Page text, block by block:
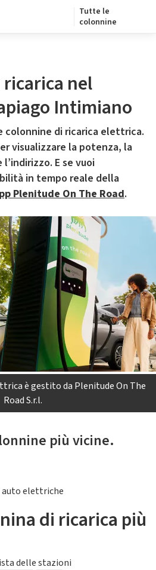
Tutte le
colonnine
nel
Intimiano
colonnine di ricarica elettrica.
visualizzare la potenza, la
E se vuoi
in tempo reale della
Plenitude On The Road.
è gestito da Plenitude On The
Road S.r.l.
più vicine.
auto elettriche
di ricarica più
delle stazioni